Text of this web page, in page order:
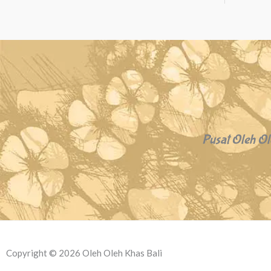
Pusat Oleh
Copyright © 2026 Oleh Oleh Khas Bali